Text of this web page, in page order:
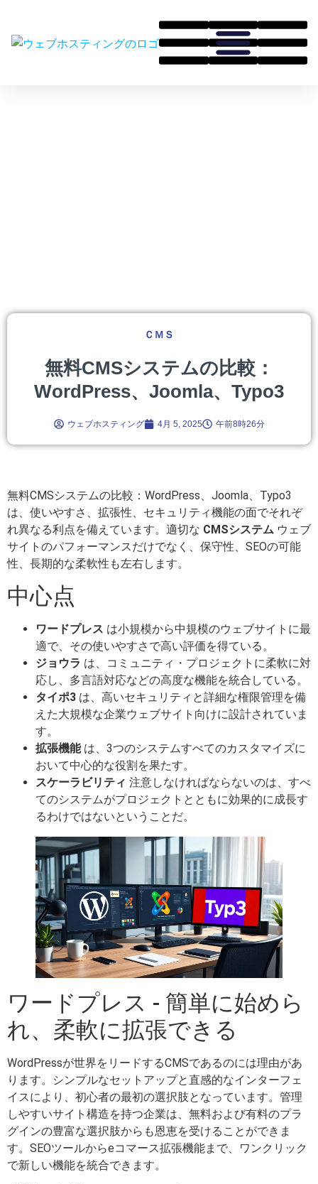
ＣＭＳ
無料CMSシステムの比較：
WordPress、Joomla、Typo3
ウェブホスティング 4月 5, 2025 午前8時26分
無料CMSシステムの比較：WordPress、Joomla、Typo3
は、使いやすさ、拡張性、セキュリティ機能の面でそれぞ
れ異なる利点を備えています。適切な CMSシステム ウェブ
サイトのパフォーマンスだけでなく、保守性、SEOの可能
性、長期的な柔軟性も左右します。
中心点
ワードプレス は小規模から中規模のウェブサイトに最
適で、その使いやすさで高い評価を得ている。
ジョウラ は、コミュニティ・プロジェクトに柔軟に対
応し、多言語対応などの高度な機能を統合している。
タイポ3 は、高いセキュリティと詳細な権限管理を備
えた大規模な企業ウェブサイト向けに設計されていま
す。
拡張機能は、3つのシステムすべてのカスタマイズに
おいて中心的な役割を果たす。
スケーラビリティ 注意しなければならないのは、すべ
てのシステムがプロジェクトとともに効果的に成長す
るわけではないということだ。
ワードプレス - 簡単に始めら
れ、柔軟に拡張できる
WordPressが世界をリードするCMSであるのには理由があ
ります。シンプルなセットアップと直感的なインターフェ
イスにより、初心者の最初の選択肢となっています。管理
しやすいサイト構造を持つ企業は、無料および有料のプラ
グインの豊富な選択肢からも恩恵を受けることができま
す。SEOツールからeコマース拡張機能まで、ワンクリック
で新しい機能を統合できます。